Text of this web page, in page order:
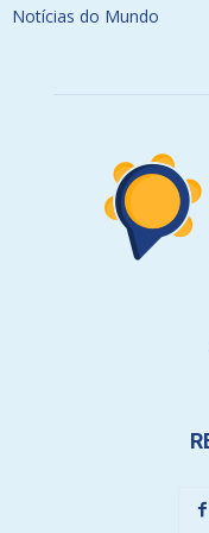
Notícias do Mundo